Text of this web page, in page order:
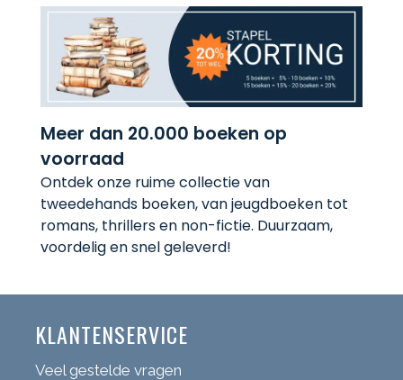
Meer dan 20.000 boeken op
voorraad
Ontdek onze ruime collectie van
tweedehands boeken, van jeugdboeken tot
romans, thrillers en non-fictie. Duurzaam,
voordelig en snel geleverd!
KLANTENSERVICE
Veel gestelde vragen